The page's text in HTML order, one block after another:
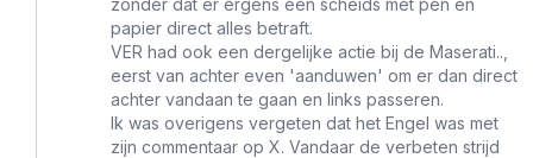
zonder dat er ergens een scheids met pen en
papier direct alles betraft.
VER had ook een dergelijke actie bij de Maserati..,
eerst van achter even 'aanduwen' om er dan direct
achter vandaan te gaan en links passeren.
Ik was overigens vergeten dat het Engel was met
zijn commentaar op X. Vandaar de verbeten strijd